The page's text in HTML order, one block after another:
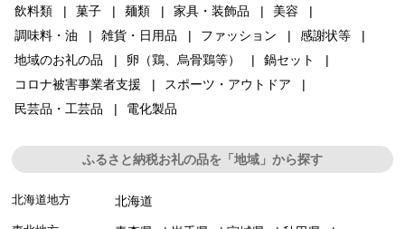
飲料類
菓子 麺類 家具・装飾品
美容
調味料・油
雑貨・日用品 ファッション
感謝状等
地域のお礼の品
卵（鶏、烏骨鶏等）
鍋セット
コロナ被害事業者支援
スポーツ・アウトドア
民芸品・工芸品
電化製品
ふるさと納税お礼の品を「地域」から探す
北海道地方 北海道